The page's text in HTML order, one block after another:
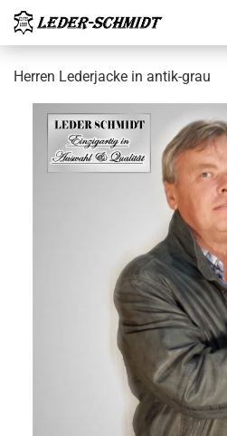
Her­ren Le­der­ja­cke in antik-​grau